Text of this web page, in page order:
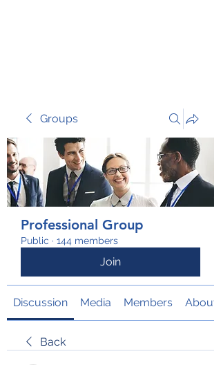
Groups
Professional Group
Public · 144 members
Join
Discussion Media Members About
Back